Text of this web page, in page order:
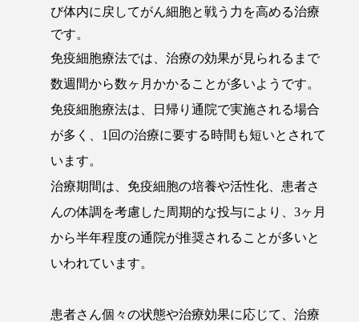
び体内に戻してがん細胞と戦う力を高める治療
です。
免疫細胞療法では、治療の効果が見られるまで
数週間から数ヶ月かかることが多いようです。
免疫細胞療法は、日帰り通院で実施される場合
が多く、1回の治療に要する時間も短いとされて
います。
治療期間は、免疫細胞の培養や活性化、患者さ
んの体調を考慮した周期的な投与により、3ヶ月
から半年程度の通院が推奨されることが多いと
いわれています。
患者さん個々の状態や治療効果に応じて、治療